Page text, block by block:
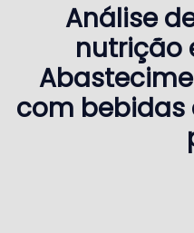
Análise
nutrição
com bebidas